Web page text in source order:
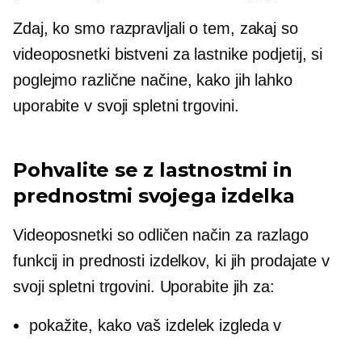
Zdaj, ko smo razpravljali o tem, zakaj so
videoposnetki bistveni za lastnike podjetij, si
poglejmo različne načine, kako jih lahko
uporabite v svoji spletni trgovini.
Pohvalite se z lastnostmi in
prednostmi svojega izdelka
Videoposnetki so odličen način za razlago
funkcij in prednosti izdelkov, ki jih prodajate v
svoji spletni trgovini. Uporabite jih za:
pokažite, kako vaš izdelek izgleda v